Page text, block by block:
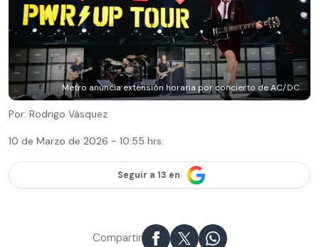
Metro anuncia extensión horaria por concierto de AC/DC
Por: Rodrigo Vásquez
10 de Marzo de 2026 - 10:55 hrs.
Seguir a 13 en
Compartir